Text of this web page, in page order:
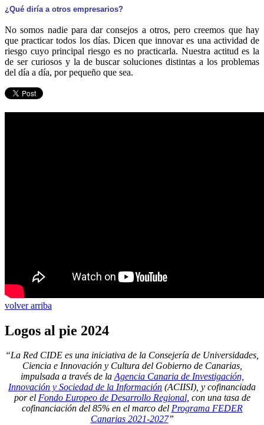
¿Qué diría a otros empresarios?
No somos nadie para dar consejos a otros, pero creemos que hay
que practicar todos los días. Dicen que innovar es una actividad de
riesgo cuyo principal riesgo es no practicarla. Nuestra actitud es la
de ser curiosos y la de buscar soluciones distintas a los problemas
del día a día, por pequeño que sea.
volver arriba
Logos al pie 2024
“La Red CIDE es una iniciativa de la Consejería de Universidades,
Ciencia e Innovación y Cultura del Gobierno de Canarias,
impulsada a través de laAgencia Canaria de Investigación,
Innovación y Sociedad de la Información (ACIISI), y cofinanciada
por el Fondo Europeo de Desarrollo Regional, con una tasa de
cofinanciación del 85% en el marco del Programa FEDER
Canarias 2021-2027”